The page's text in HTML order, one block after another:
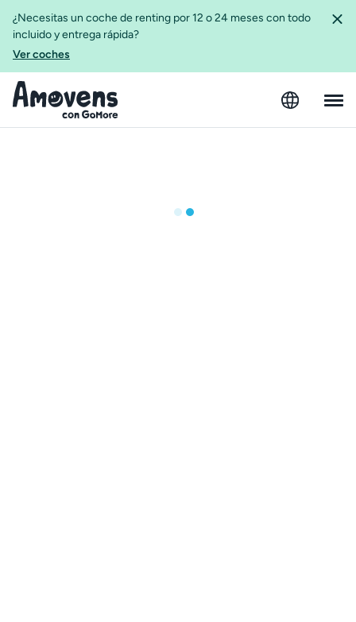
¿Necesitas un coche de renting por 12 o 24 meses con todo
incluido y entrega rápida?
Ver coches